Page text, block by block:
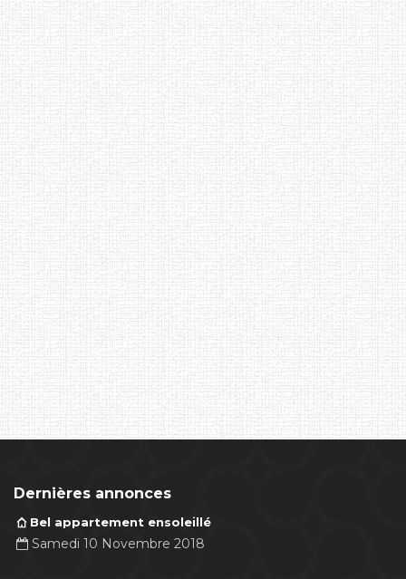
Dernières annonces
Bel appartement ensoleillé
Samedi 10 Novembre 2018